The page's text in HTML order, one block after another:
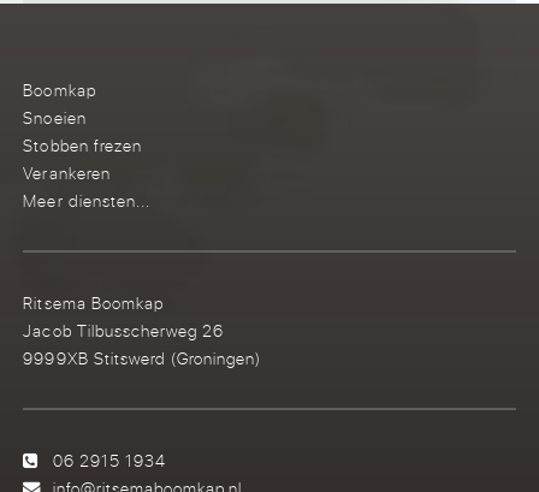
Boomkap
Snoeien
Stobben frezen
Verankeren
Meer diensten...
Ritsema Boomkap
Jacob Tilbusscherweg 26
9999XB Stitswerd (Groningen)
06 2915 1934